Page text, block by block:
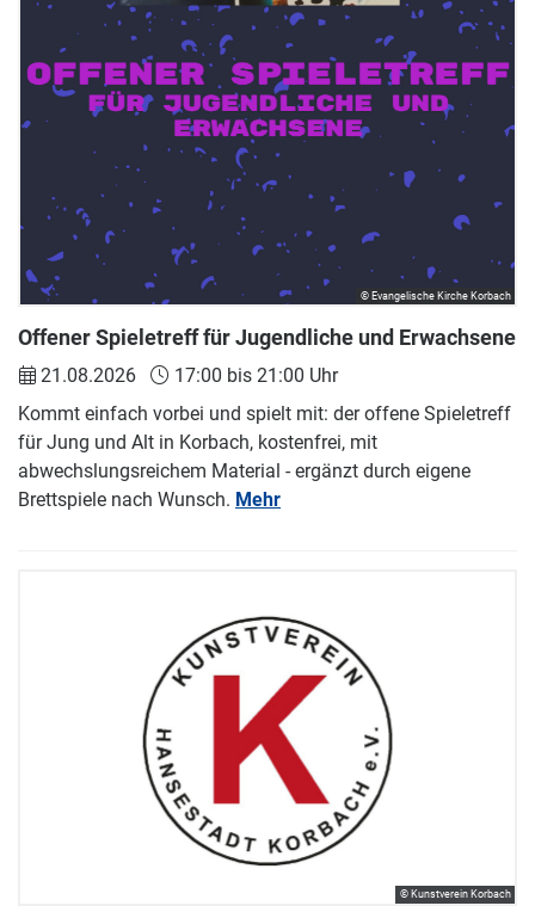
Offener Spieletreff für Jugendliche und Erwachsene
21.08.2026
17:00 bis 21:00 Uhr
Kommt einfach vorbei und spielt mit: der offene Spieletreff
für Jung und Alt in Korbach, kostenfrei, mit
abwechslungsreichem Material - ergänzt durch eigene
Brettspiele nach Wunsch. Mehr
© Evangelische Kirche Korbach
© Kunstverein Korbach